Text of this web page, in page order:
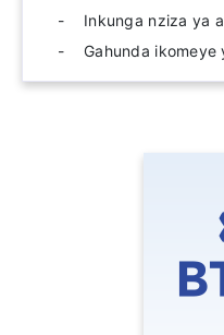
Inkunga nziza ya
Gahunda ikomeye